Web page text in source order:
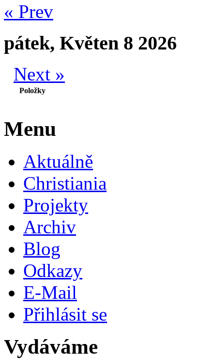
« Prev
pátek, Květen 8 2026
Next »
Položky
Menu
Aktuálně
Christiania
Projekty
Archiv
Blog
Odkazy
E-Mail
Přihlásit se
Vydáváme